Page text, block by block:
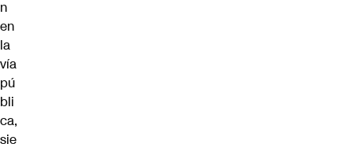
n
en
la
vía
pú
bli
ca,
sie